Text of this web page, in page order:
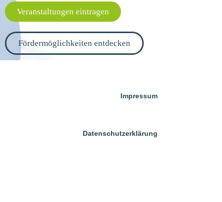
Veranstaltungen eintragen
Fördermöglichkeiten entdecken
Impressum
Datenschutzerklärung